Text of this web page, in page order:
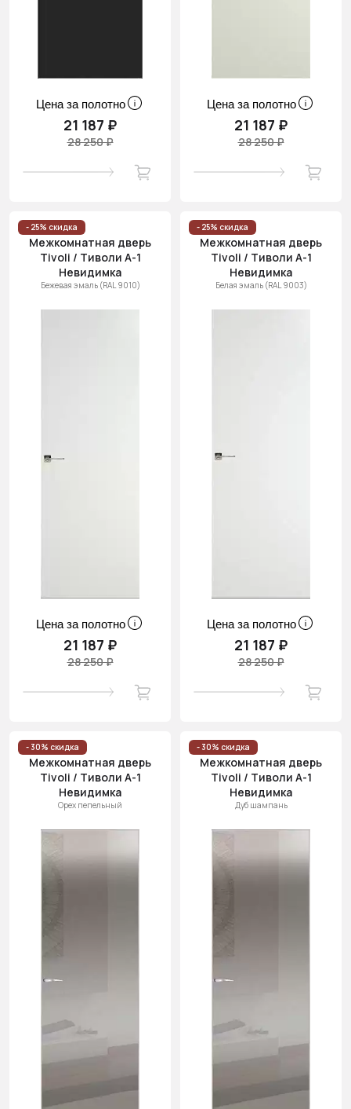
Цена за полотно
21 187 ₽
28 250 ₽
Цена за полотно
21 187 ₽
28 250 ₽
- 25% скидка
Межкомнатная дверь
Tivoli / Тиволи А-1
Невидимка
Бежевая эмаль (RAL 9010)
Цена за полотно
21 187 ₽
28 250 ₽
- 25% скидка
Межкомнатная дверь
Tivoli / Тиволи А-1
Невидимка
Белая эмаль (RAL 9003)
Цена за полотно
21 187 ₽
28 250 ₽
- 30% скидка
Межкомнатная дверь
Tivoli / Тиволи А-1
Невидимка
Орех пепельный
- 30% скидка
Межкомнатная дверь
Tivoli / Тиволи А-1
Невидимка
Дуб шампань